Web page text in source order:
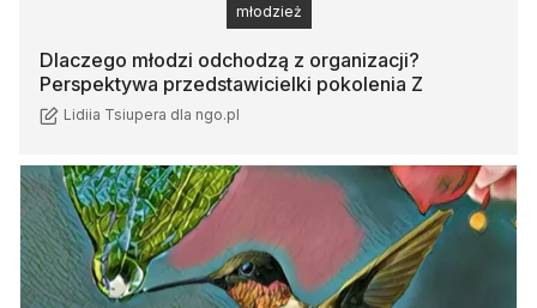
Dlaczego młodzi odchodzą z organizacji?
Perspektywa przedstawicielki pokolenia Z
Lidiia Tsiupera dla ngo.pl
młodzież